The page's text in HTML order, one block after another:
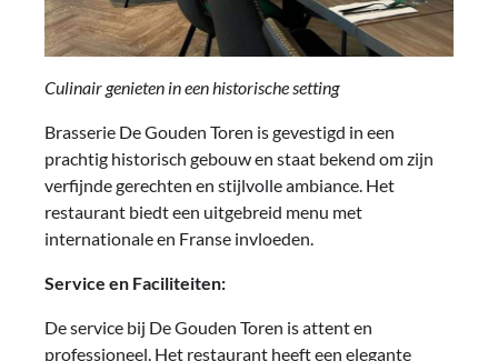
Culinair genieten in een historische setting
Brasserie De Gouden Toren is gevestigd in een
prachtig historisch gebouw en staat bekend om zijn
verfijnde gerechten en stijlvolle ambiance. Het
restaurant biedt een uitgebreid menu met
internationale en Franse invloeden.
Service en Faciliteiten:
De service bij De Gouden Toren is attent en
professioneel. Het restaurant heeft een elegante